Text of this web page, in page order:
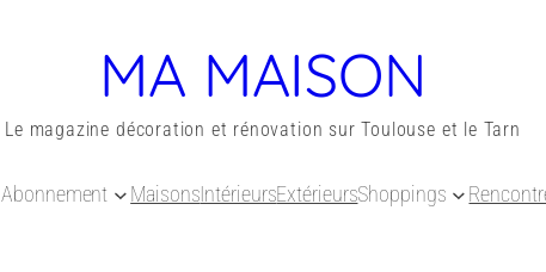
MA MAISON
Le magazine décoration et rénovation sur Toulouse et le Tarn
Abonnement MaisonsIntérieursExtérieursShoppings